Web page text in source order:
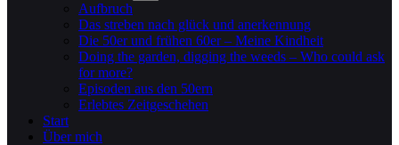
Aufbruch
Das streben nach glück und anerkennung
Die 50er und frühen 60er – Meine Kindheit
Doing the garden, digging the weeds – Who could ask
for more?
Episoden aus den 50ern
Erlebtes Zeitgeschehen
Start
Über mich